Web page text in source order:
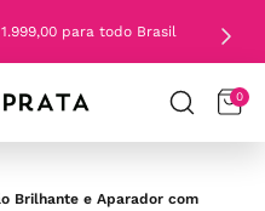
para todo Brasil
0
Brilhante e Aparador com